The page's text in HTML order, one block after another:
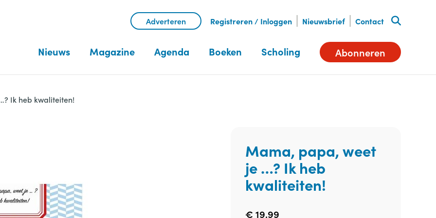
Adverteren Registreren / Inloggen Nieuwsbrief Contact
Nieuws Magazine Agenda Boeken Scholing Abonneren
Ik heb kwaliteiten!
Mama, papa, weet
je …? Ik heb
kwaliteiten!
€ 19,99